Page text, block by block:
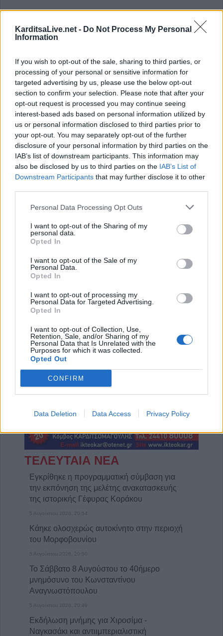
KarditsaLive.net - Do Not Process My Personal
Information
If you wish to opt-out of the sale, sharing to third parties, or
processing of your personal or sensitive information for
targeted advertising by us, please use the below opt-out
section to confirm your selection. Please note that after your
opt-out request is processed you may continue seeing
interest-based ads based on personal information utilized by
us or personal information disclosed to third parties prior to
your opt-out. You may separately opt-out of the further
disclosure of your personal information by third parties on the
IAB’s list of downstream participants. This information may
also be disclosed by us to third parties on the IAB’s List of
Downstream Participants that may further disclose it to other
Personal Data Processing Opt Outs
I want to opt-out of the Sharing of my
personal data.
Opted In
I want to opt-out of the Sale of my
Personal Data.
Opted In
I want to opt-out of processing my
Personal Data for Targeted Advertising.
Opted In
I want to opt-out of Collection, Use,
Retention, Sale, and/or Sharing of my
Personal Data that Is Unrelated with the
Purposes for which it was collected.
Opted Out
CONFIRM
Data Deletion Data Access Privacy Policy
ΕΠΑΓΓΕΛΜΑΤΙΕΣ ΥΓΕΙΑΣ
Ενδοκρινολόγος - Διαβητολόγος "Δρ Ελευθερία Γ. Μπάρμπα" Ειδικός Παθολόγος - Διαβητολόγος 'Κωνσταντίνος Απ. Κουτσιανάς"
ΑΓΓΕΛΙΕΣ
ΤΕΛΕΥΤΑΙΑ ΝΕΑ
Εγκρίθηκε η προγραμματική σύμβαση για
την εκπόνηση της μελέτης ανακατασκευής
της ιστορικής Γέφυρας Κοράκου
5 Αυγούστου 2026, 20:54
Κάηκε ολοσχερώς αυτοκίνητο στην περιοχή
του Μορφοβουνίου
5 Αυγούστου 2026, 20:50
Το Σάββατο 8 Αυγούστου το 40ήμερο
μνημόσυνο του Κωνσταντίνου
Αναγνωστόπουλου
5 Αυγούστου 2026, 20:49
Εκδήλωση μνήμης για Χιροσίμα -
Ναγκασάκι και αντιιμπεριαλιστική